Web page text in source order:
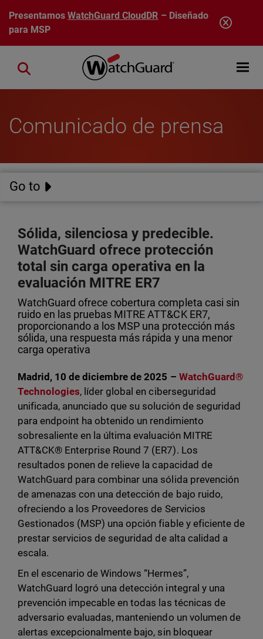
Pasar al contenido principal
PresentamosWatchGuard CloudDR – Diseñado
para MSP
Open
Close search
Comunicado de prensa
Go to
Sólida, silenciosa y predecible.
WatchGuard ofrece protección
total sin carga operativa en la
evaluación MITRE ER7
WatchGuard ofrece cobertura completa casi sin
ruido en las pruebas MITRE ATT&CK ER7,
proporcionando a los MSP una protección más
sólida, una respuesta más rápida y una menor
carga operativa
Madrid, 10 de diciembre de 2025 – WatchGuard®
Technologies, líder global en ciberseguridad
unificada, anunciado que su solución de seguridad
para endpoint ha obtenido un rendimiento
sobresaliente en la última evaluación MITRE
ATT&CK® Enterprise Round 7 (ER7). Los
resultados ponen de relieve la capacidad de
WatchGuard para combinar una sólida prevención
de amenazas con una detección de bajo ruido,
ofreciendo a los Proveedores de Servicios
Gestionados (MSP) una opción fiable y eficiente de
prestar servicios de seguridad de alta calidad a
escala.
En el escenario de Windows “Hermes”,
WatchGuard logró una detección integral y una
prevención impecable en todas las técnicas de
adversario evaluadas, manteniendo un volumen de
alertas excepcionalmente bajo, sin bloquear